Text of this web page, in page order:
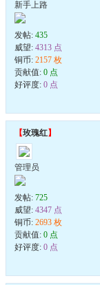
新手上路
发帖: 435
威望: 4313 点
铜币: 2157 枚
贡献值: 0 点
好评度: 0 点
【玫瑰红】
管理员
发帖: 725
威望: 4347 点
铜币: 2693 枚
贡献值: 0 点
好评度: 0 点